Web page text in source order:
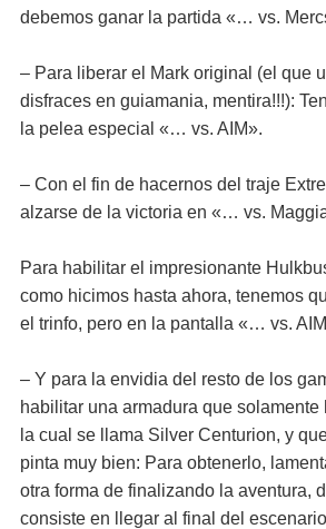
debemos ganar la partida «… vs.
– Para liberar el Mark original (el que
disfraces en guiamania, mentira!!!):
la pelea especial «… vs. AIM».
– Con el fin de hacernos del traje
alzarse de la victoria en «… vs.
Para habilitar el impresionante
como hicimos hasta ahora, tenemos
el trinfo, pero en la pantalla «… vs.
– Y para la envidia del resto de los
habilitar una armadura que solamente
la cual se llama Silver Centurion, y
pinta muy bien: Para obtenerlo,
otra forma de finalizando la aventura,
consiste en llegar al final del